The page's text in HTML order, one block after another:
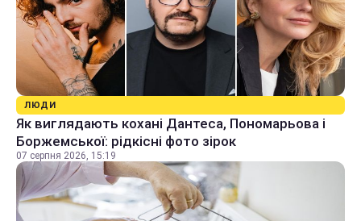
ЛЮДИ
Як виглядають кохані Дантеса, Пономарьова і
Боржемської: рідкісні фото зірок
07 серпня 2026, 15:19